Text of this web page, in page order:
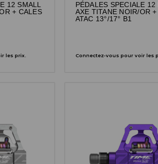
12 SMALL
+ CALES
les prix.
PÉDALES SPECIALE 12
AXE TITANE NOIR/OR
ATAC 13°/17° B1
Connectez-vous pour voir les